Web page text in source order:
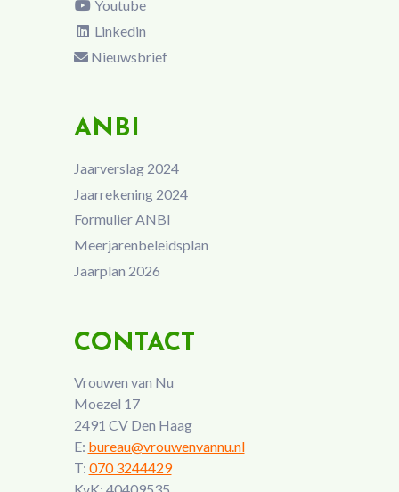
Youtube
Linkedin
Nieuwsbrief
ANBI
Jaarverslag 2024
Jaarrekening 2024
Formulier ANBI
Meerjarenbeleidsplan
Jaarplan 2026
CONTACT
Vrouwen van Nu
Moezel 17
2491 CV Den Haag
E: bureau@vrouwenvannu.nl
T: 070 3244429